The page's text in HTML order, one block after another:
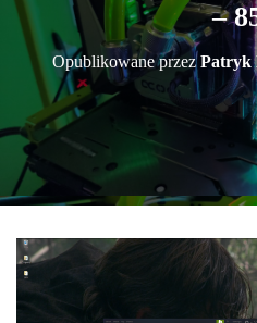
–
Opublikowane przezPatryk